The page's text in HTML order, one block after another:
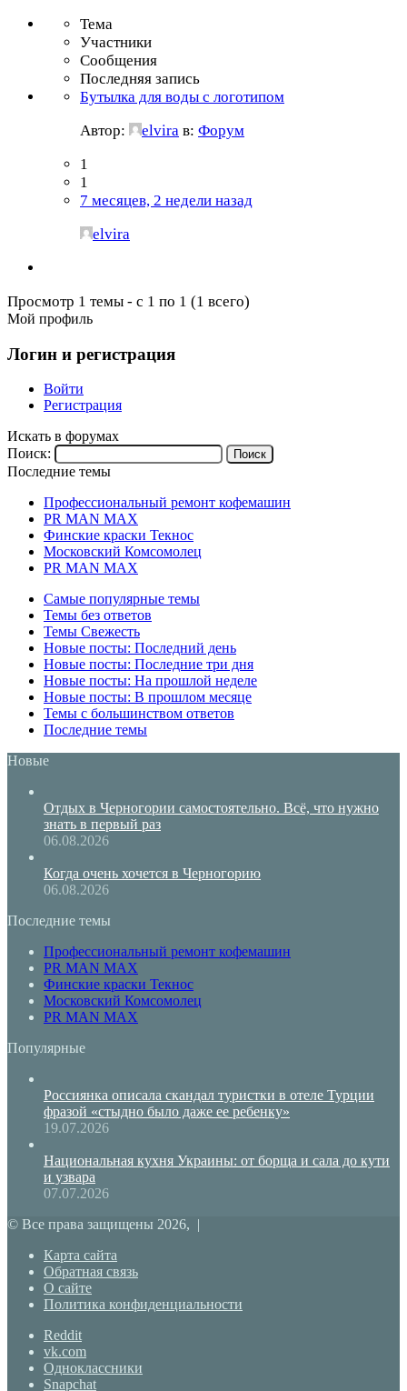
Тема
Участники
Сообщения
Последняя запись
Бутылка для воды с логотипом
Автор:
elvira в: Форум
1
1
7 месяцев, 2 недели назад
elvira
Просмотр 1 темы - с 1 по 1 (1 всего)
Мой профиль
Логин и регистрация
Войти
Регистрация
Искать в форумах
Поиск:
Последние темы
Профессиональный ремонт кофемашин
PR MAN MAX
Финские краски Текнос
Московский Комсомолец
PR MAN MAX
Самые популярные темы
Темы без ответов
Темы Свежесть
Новые посты: Последний день
Новые посты: Последние три дня
Новые посты: На прошлой неделе
Новые посты: В прошлом месяце
Темы с большинством ответов
Последние темы
Новые
Отдых в Черногории самостоятельно. Всё, что нужно
знать в первый раз
06.08.2026
Когда очень хочется в Черногорию
06.08.2026
Последние темы
Профессиональный ремонт кофемашин
PR MAN MAX
Финские краски Текнос
Московский Комсомолец
PR MAN MAX
Популярные
Россиянка описала скандал туристки в отеле Турции
фразой «стыдно было даже ее ребенку»
19.07.2026
Национальная кухня Украины: от борща и сала до кути
и узвара
07.07.2026
© Все права защищены 2026, |
Карта сайта
Обратная связь
О сайте
Политика конфиденциальности
Reddit
vk.com
Одноклассники
Snapchat